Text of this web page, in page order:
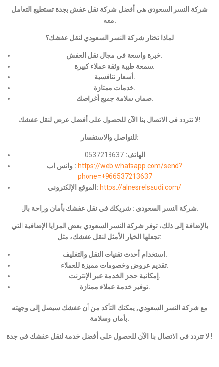
شركة النسر السعودي هي أفضل شركة نقل عفش بجدة تستطيع التعامل
معه.
لماذا تختار شركة النسر السعودي لنقل عفشك؟
خبرة واسعة في مجال نقل العفش.
سمعة طيبة وثقة عملاء كبيرة.
أسعار تنافسية.
خدمات ممتازة.
ضمان سلامة جميع أغراضك.
لا تتردد في الاتصال بنا الآن للحصول على أفضل عرض لنقل عفشك!
للتواصل والاستفسار:
الهاتف: 0537213637
واتس اب : https://web.whatsapp.com/send?
phone=+966537213637
الموقع الإلكتروني: https://alnesrelsaudi.com/
شركة النسر السعودي : شريكك في نقل عفشك بأمان وراحة بال.
بالإضافة إلى ذلك، توفر شركة النسر السعودي بعض المزايا الإضافية التي
تجعلها الخيار الأمثل لنقل عفشك، مثل:
استخدام أحدث تقنيات النقل والتغليف.
تقديم عروض وخصومات مميزة للعملاء.
إمكانية حجز الخدمة عبر الإنترنت.
توفير خدمة عملاء ممتازة.
مع شركة النسر السعودي, يمكنك التأكد من أن عفشك سيصل إلى وجهته
بأمان وسلامة.
لا تتردد في الاتصال بنا الآن للحصول على أفضل خدمة لنقل عفشك في جدة !